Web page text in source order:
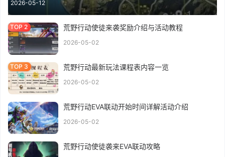
2026-05-12
荒野行动使徒来袭奖励介绍与活动教程
2026-05-02
荒野行动最新玩法课程表内容一览
2026-05-02
荒野行动EVA联动开始时间详解活动介绍
2026-05-02
荒野行动使徒袭来EVA联动攻略